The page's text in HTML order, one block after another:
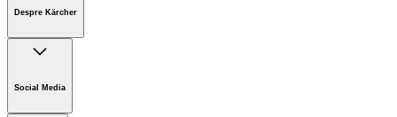
Despre Kärcher
Sustenabilitate
Noutati
Social Media